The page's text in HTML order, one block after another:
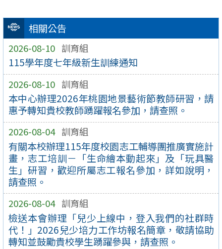
相關公告
2026-08-10 訓育組
115學年度七年級新生訓練通知
2026-08-10 訓育組
本中心辦理2026年桃園地景藝術節教師研習，請
惠予轉知貴校教師踴躍報名參加，請查照。
2026-08-04 訓育組
有關本校辦理115年度校園志工輔導團推廣實施計
畫，志工培訓－「生命繪本動起來」及「玩具醫
生」研習，歡迎所屬志工報名參加，詳如說明，
請查照。
2026-08-04 訓育組
檢送本會辦理「兒少上線中，登入我們的社群時
代！」2026兒少培力工作坊報名簡章，敬請協助
轉知並鼓勵貴校學生踴躍參與，請查照。